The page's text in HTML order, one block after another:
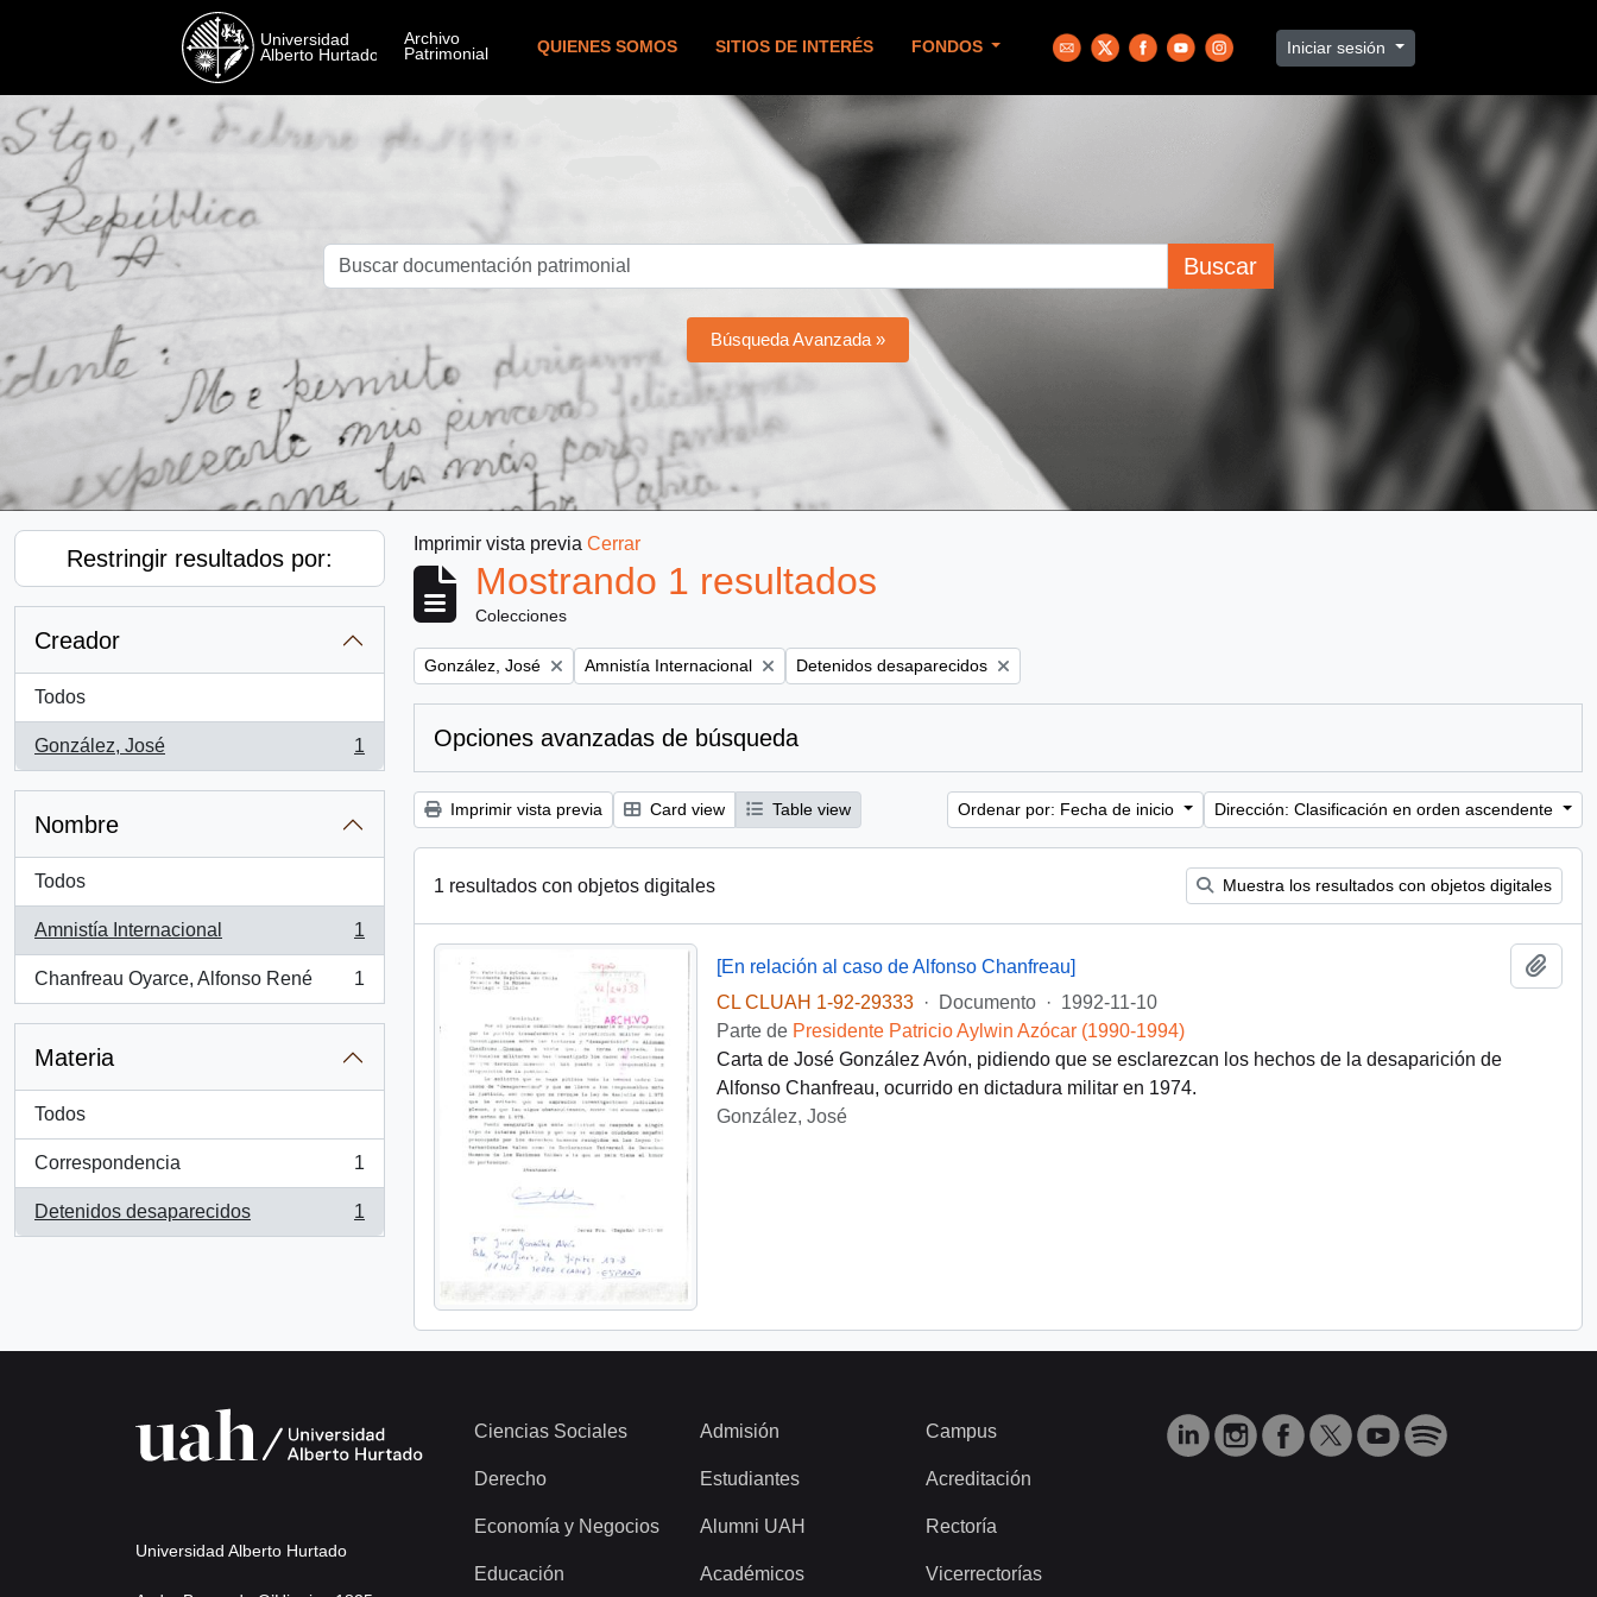
QUIENES SOMOS SITIOS DE INTERÉS FONDOS Iniciar sesión
Buscar
Búsqueda Avanzada »
Restringir resultados por:
Creador
Todos
González, José
, 1 resultados
1
Nombre
Todos
Amnistía Internacional
, 1 resultados
1
Chanfreau Oyarce, Alfonso René
, 1 resultados
1
Materia
Todos
Correspondencia
, 1 resultados
1
Detenidos desaparecidos
, 1 resultados
1
Imprimir vista previa Cerrar
Mostrando 1 resultados
Colecciones
Remove filter:
González, José Remove filter:
Amnistía Internacional Remove filter:
Detenidos desaparecidos
Opciones avanzadas de búsqueda
Imprimir vista previa Card view Table view Ordenar por: Fecha de inicio Dirección: Clasificación en orden ascendente
1 resultados con objetos digitales Muestra los resultados con objetos digitales
[En relación al caso de Alfonso Chanfreau]
CL CLUAH 1-92-29333
· Documento · 1992-11-10
Parte de Presidente Patricio Aylwin Azócar (1990-1994)
Carta de José González Avón, pidiendo que se esclarezcan los hechos de la desaparición de
Alfonso Chanfreau, ocurrido en dictadura militar en 1974.
González, José
Universidad Alberto Hurtado
Ciencias Sociales
Derecho
Economía y Negocios
Educación
Admisión
Estudiantes
Alumni UAH
Académicos
Campus
Acreditación
Rectoría
Vicerrectorías